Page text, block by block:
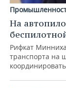
На
Рифкат
транспорта на